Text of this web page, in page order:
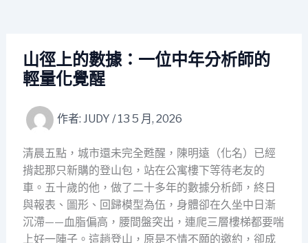
山徑上的數據：一位中年分析師的
輕量化覺醒
作者: JUDY /13 5 月, 2026
清晨五點，城市還未完全甦醒，陳明遠（化名）已經
揹起那只新購的登山包，站在公寓樓下等待老友的
車。五十歲的他，做了二十多年的數據分析師，終日
與報表、圖形、回歸模型為伍，身體卻在久坐中日漸
沉滯——血脂偏高，腰間盤突出，連爬三層樓梯都要喘
上好一陣子。這趟登山，原是不情不願的邀約，卻成